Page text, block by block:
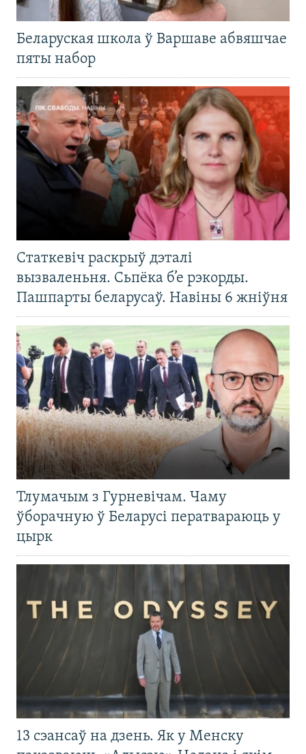
Беларуская школа ў Варшаве абвяшчае
пяты набор
Статкевіч раскрыў дэталі
вызваленьня. Сьпёка б’е рэкорды.
Пашпарты беларусаў. Навіны 6 жніўня
Тлумачым з Гурневічам. Чаму
ўборачную ў Беларусі ператвараюць у
цырк
13 сэансаў на дзень. Як у Менску